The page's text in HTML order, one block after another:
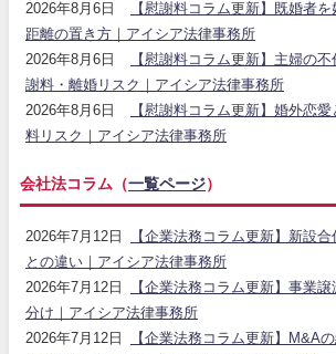
2026年8月6日
【慰謝料コラム更新】既婚者
距離の置き方｜アイシア法律事務所
2026年8月6日
【慰謝料コラム更新】主婦の
謝料・離婚リスク｜アイシア法律事務所
2026年8月6日
【慰謝料コラム更新】婚外恋
料リスク｜アイシア法律事務所
会社法コラム（一覧ページ）
2026年7月12日
【企業法務コラム更新】新設
との違い｜アイシア法律事務所
2026年7月12日
【企業法務コラム更新】事業
分け｜アイシア法律事務所
2026年7月12日
【企業法務コラム更新】M&A